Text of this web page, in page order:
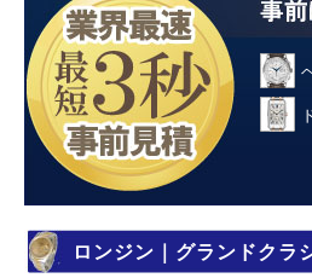
ロンジン｜グランドクラ